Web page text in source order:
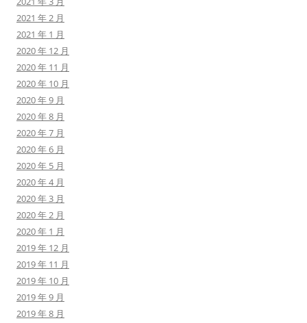
2021 年 2 月
2021 年 1 月
2020 年 12 月
2020 年 11 月
2020 年 10 月
2020 年 9 月
2020 年 8 月
2020 年 7 月
2020 年 6 月
2020 年 5 月
2020 年 4 月
2020 年 3 月
2020 年 2 月
2020 年 1 月
2019 年 12 月
2019 年 11 月
2019 年 10 月
2019 年 9 月
2019 年 8 月